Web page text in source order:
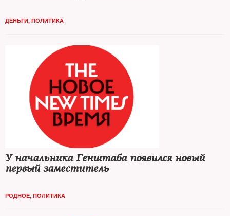
ДЕНЬГИ, ПОЛИТИКА
У начальника Генштаба появился новый
первый заместитель
РОДНОЕ, ПОЛИТИКА